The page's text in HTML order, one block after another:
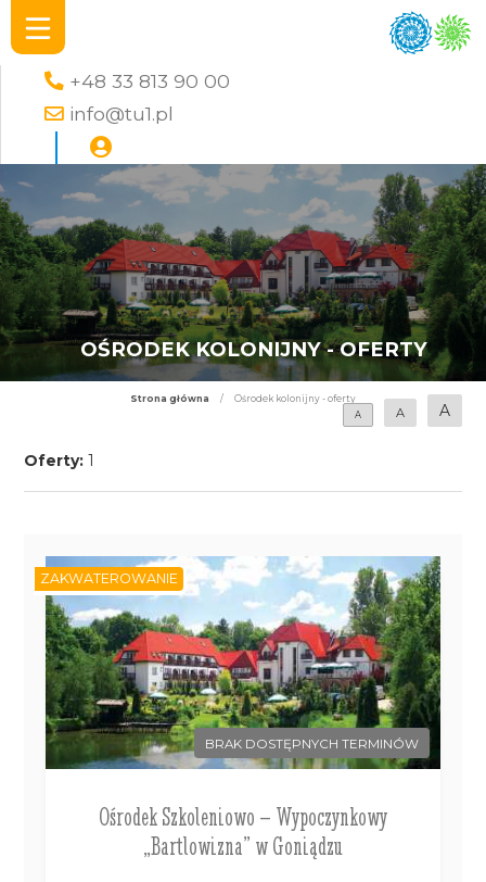
+48 33 813 90 00
info@tu1.pl
OŚRODEK KOLONIJNY - OFERTY
Strona główna /
Ośrodek kolonijny - oferty
A
A A
Oferty: 1
BRAK DOSTĘPNYCH TERMINÓW
Ośrodek Szkoleniowo – Wypoczynkowy
„Bartlowizna” w Goniądzu
ZAKWATEROWANIE